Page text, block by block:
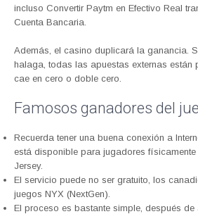
incluso Convertir Paytm en Efectivo Real
Cuenta Bancaria.
Además, el casino duplicará la ganancia.
halaga, todas las apuestas externas
cae en cero o doble cero.
Famosos ganadores del
Recuerda tener una buena conexión a
está disponible para jugadores físicamente
Jersey.
El servicio puede no ser gratuito, los
juegos NYX (NextGen).
El proceso es bastante simple, después de